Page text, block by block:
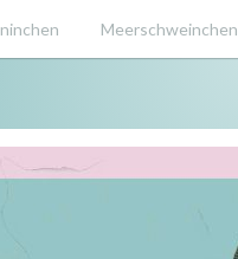
Meerschweinchen